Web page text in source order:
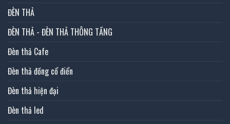
ĐÈN THẢ
ĐÈN THẢ - ĐÈN THẢ THÔNG TẦNG
Đèn thả Cafe
Đèn thả đồng cổ điển
Đèn thả hiện đại
Đèn thả led